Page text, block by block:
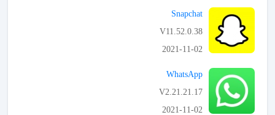
Snapchat
V11.52.0.38
2021-11-02
WhatsApp
V2.21.21.17
2021-11-02